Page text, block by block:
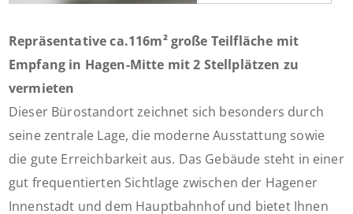
Repräsentative ca.116m² große Teilfläche mit
Empfang in Hagen-Mitte mit 2 Stellplätzen zu
vermieten
Dieser Bürostandort zeichnet sich besonders durch
seine zentrale Lage, die moderne Ausstattung sowie
die gute Erreichbarkeit aus. Das Gebäude steht in einer
gut frequentierten Sichtlage zwischen der Hagener
Innenstadt und dem Hauptbahnhof und bietet Ihnen